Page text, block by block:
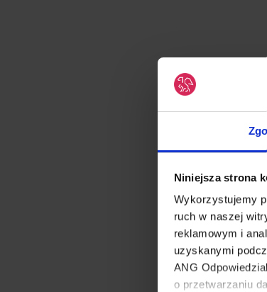
Niniejsza strona
Wykorzystujemy
ruch w naszej
reklamowym i
uzyskanymi
ANG
o przetwarzaniu